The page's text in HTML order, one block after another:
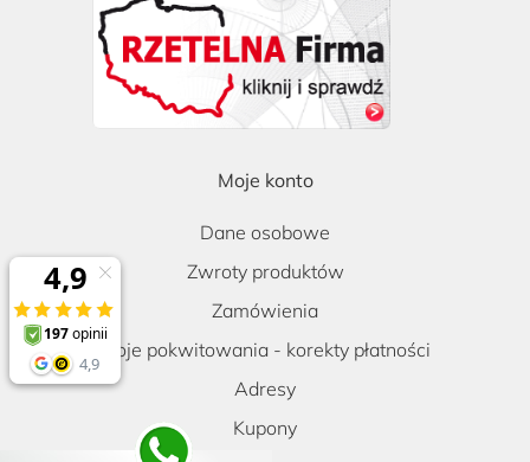
Moje konto
Dane osobowe
Zwroty produktów
Zamówienia
Moje pokwitowania - korekty płatności
Adresy
Kupony